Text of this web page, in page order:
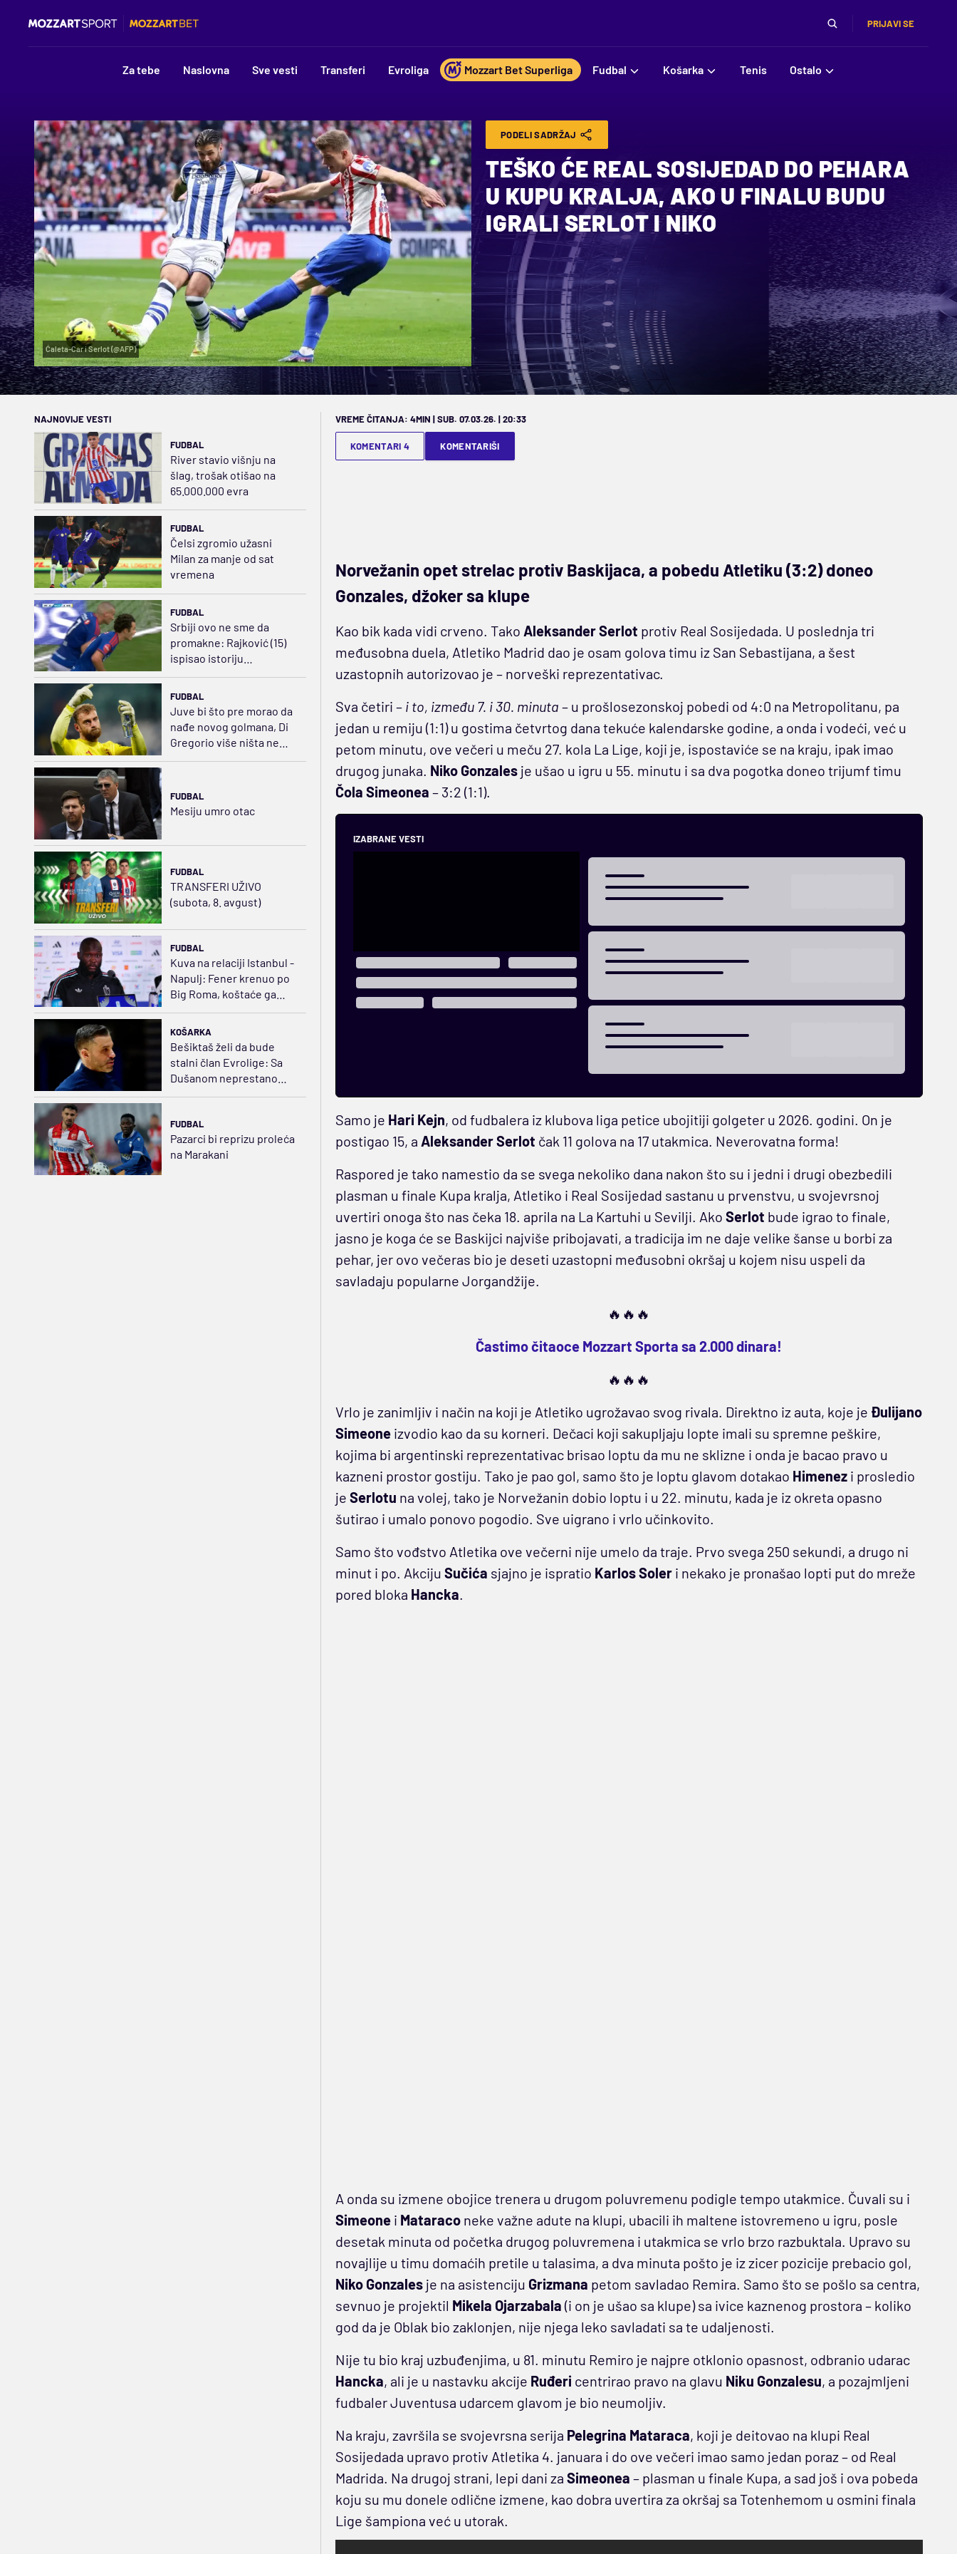
PRIJAVI SE
Za tebe Naslovna Sve vesti Transferi Evroliga Mozzart Bet Superliga Fudbal Košarka Tenis Ostalo
Ćaleta-Car i Serlot (@AFP)
PODELI SADRŽAJ
TEŠKO ĆE REAL SOSIJEDAD DO PEHARA
U KUPU KRALJA, AKO U FINALU BUDU
IGRALI SERLOT I NIKO
NAJNOVIJE VESTI
FUDBAL
River stavio višnju na
šlag, trošak otišao na
65.000.000 evra
FUDBAL
Čelsi zgromio užasni
Milan za manje od sat
vremena
FUDBAL
Srbiji ovo ne sme da
promakne: Rajković (15)
ispisao istoriju
norveškog fudbala
FUDBAL
Juve bi što pre morao da
nađe novog golmana, Di
Gregorio više ništa ne
može da odbrani...
FUDBAL
Mesiju umro otac
FUDBAL
TRANSFERI UŽIVO
(subota, 8. avgust)
FUDBAL
Kuva na relaciji Istanbul -
Napulj: Fener krenuo po
Big Roma, koštaće ga
35.000.000 evra
KOŠARKA
Bešiktaš želi da bude
stalni član Evrolige: Sa
Dušanom neprestano
FUDBAL
Pazarci bi reprizu proleća
na Marakani
VREME ČITANJA: 4MIN | SUB. 07.03.26. | 20:33
KOMENTARI 4 KOMENTARIŠI
Norvežanin opet strelac protiv Baskijaca, a pobedu Atletiku (3:2) doneo
Gonzales, džoker sa klupe
Kao bik kada vidi crveno. Tako Aleksander Serlot protiv Real Sosijedada. U poslednja tri
međusobna duela, Atletiko Madrid dao je osam golova timu iz San Sebastijana, a šest
uzastopnih autorizovao je – norveški reprezentativac.
Sva četiri – i to, između 7. i 30. minuta – u prošlosezonskoj pobedi od 4:0 na Metropolitanu, pa
jedan u remiju (1:1) u gostima četvrtog dana tekuće kalendarske godine, a onda i vodeći, već u
petom minutu, ove večeri u meču 27. kola La Lige, koji je, ispostaviće se na kraju, ipak imao
drugog junaka. Niko Gonzales je ušao u igru u 55. minutu i sa dva pogotka doneo trijumf timu
Čola Simeonea – 3:2 (1:1).
IZABRANE VESTI
Samo je Hari Kejn, od fudbalera iz klubova liga petice ubojitiji golgeter u 2026. godini. On je
postigao 15, a Aleksander Serlot čak 11 golova na 17 utakmica. Neverovatna forma!
Raspored je tako namestio da se svega nekoliko dana nakon što su i jedni i drugi obezbedili
plasman u finale Kupa kralja, Atletiko i Real Sosijedad sastanu u prvenstvu, u svojevrsnoj
uvertiri onoga što nas čeka 18. aprila na La Kartuhi u Sevilji. Ako Serlot bude igrao to finale,
jasno je koga će se Baskijci najviše pribojavati, a tradicija im ne daje velike šanse u borbi za
pehar, jer ovo večeras bio je deseti uzastopni međusobni okršaj u kojem nisu uspeli da
savladaju popularne Jorgandžije.
🔥🔥🔥
Častimo čitaoce Mozzart Sporta sa 2.000 dinara!
🔥🔥🔥
Vrlo je zanimljiv i način na koji je Atletiko ugrožavao svog rivala. Direktno iz auta, koje je Đulijano
Simeoneizvodio kao da su korneri. Dečaci koji sakupljaju lopte imali su spremne peškire,
kojima bi argentinski reprezentativac brisao loptu da mu ne sklizne i onda je bacao pravo u
kazneni prostor gostiju. Tako je pao gol, samo što je loptu glavom dotakao Himenezi prosledio
je Serlotu na volej, tako je Norvežanin dobio loptu i u 22. minutu, kada je iz okreta opasno
šutirao i umalo ponovo pogodio. Sve uigrano i vrlo učinkovito.
Samo što vođstvo Atletika ove večerni nije umelo da traje. Prvo svega 250 sekundi, a drugo ni
minut i po. Akciju Sučića sjajno je ispratio Karlos Soleri nekako je pronašao lopti put do mreže
pored bloka Hancka.
A onda su izmene obojice trenera u drugom poluvremenu podigle tempo utakmice. Čuvali su i
Simeonei Mataraconeke važne adute na klupi, ubacili ih maltene istovremeno u igru, posle
desetak minuta od početka drugog poluvremena i utakmica se vrlo brzo razbuktala. Upravo su
novajlije u timu domaćih pretile u talasima, a dva minuta pošto je iz zicer pozicije prebacio gol,
Niko Gonzalesje na asistenciju Grizmana petom savladao Remira. Samo što se pošlo sa centra,
sevnuo je projektil Mikela Ojarzabala (i on je ušao sa klupe) sa ivice kaznenog prostora – koliko
god da je Oblak bio zaklonjen, nije njega leko savladati sa te udaljenosti.
Nije tu bio kraj uzbuđenjima, u 81. minutu Remiro je najpre otklonio opasnost, odbranio udarac
Hancka, ali je u nastavku akcije Ruđeri centrirao pravo na glavu Niku Gonzalesu, a pozajmljeni
fudbaler Juventusa udarcem glavom je bio neumoljiv.
Na kraju, završila se svojevrsna serija Pelegrina Mataraca, koji je deitovao na klupi Real
Sosijedada upravo protiv Atletika 4. januara i do ove večeri imao samo jedan poraz – od Real
Madrida. Na drugoj strani, lepi dani za Simeonea – plasman u finale Kupa, a sad još i ova pobeda
koju su mu donele odlične izmene, kao dobra uvertira za okršaj sa Totenhemom u osmini finala
Lige šampiona već u utorak.